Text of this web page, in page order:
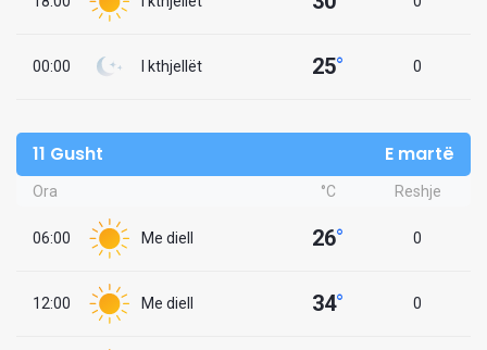
00:00 I kthjellët 25° 0
11 Gusht E martë
Ora °C Reshje
06:00 Me diell 26° 0
12:00 Me diell 34° 0